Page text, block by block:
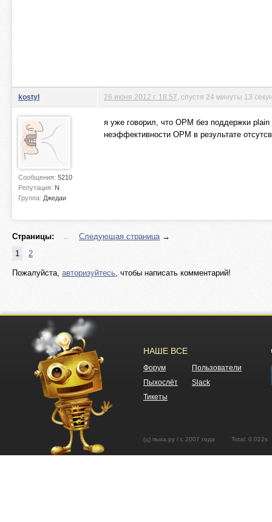
kostyl
Сообщения: 5210
Репутация: N
Группа: Джедаи
26 июня 2012 г. 18:57 , спустя 24 минуты 13
я уже говорил, что ОРМ без поддержки
неэффективности ОРМ в результате
Страницы: ← Следующая страница→
1
2
Пожалуйста, авторизуйтесь, чтобы написать комментарий!
НАШЕ ВСЕ
Форум
Пользователи
Пыхослёт
Slack
Тикеты
(ц) пыха.ру / с 2007 года Total: